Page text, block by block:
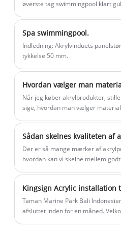
øverste tag swimmingpool klart
Spa swimmingpool.
Indledning: Akrylvinduets
tykkelse 50 mm.
Hvordan vælger man
Når jeg køber akrylprodukter,
sige, hvordan man vælger
Sådan skelnes kvaliteten af
Der er så mange mærker af
hvordan kan vi skelne mellem
Taman Marine Park Bali
afsluttet inden for en måned. Velkommen til at kontakte Kingsign